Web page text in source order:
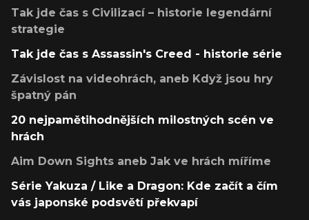
Tak jde čas s Civilizací – historie legendární
strategie
Tak jde čas s Assassin's Creed - historie série
Závislost na videohrách, aneb Když jsou hry
špatný pán
20 nejpamětihodnějších milostných scén ve
hrách
Aim Down Sights aneb Jak ve hrách míříme
Série Yakuza / Like a Dragon: Kde začít a čím
vás japonské podsvětí překvapí